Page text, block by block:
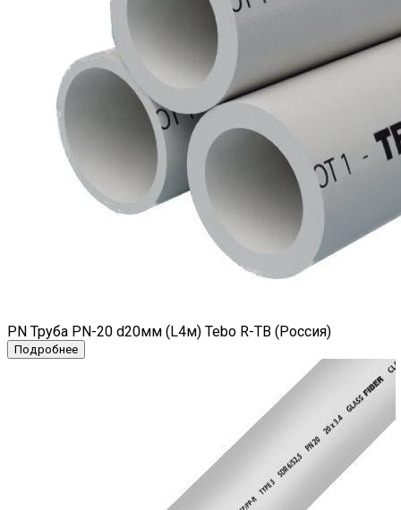
PN Труба PN-20 d20мм (L4м) Tebo R-TB (Россия)